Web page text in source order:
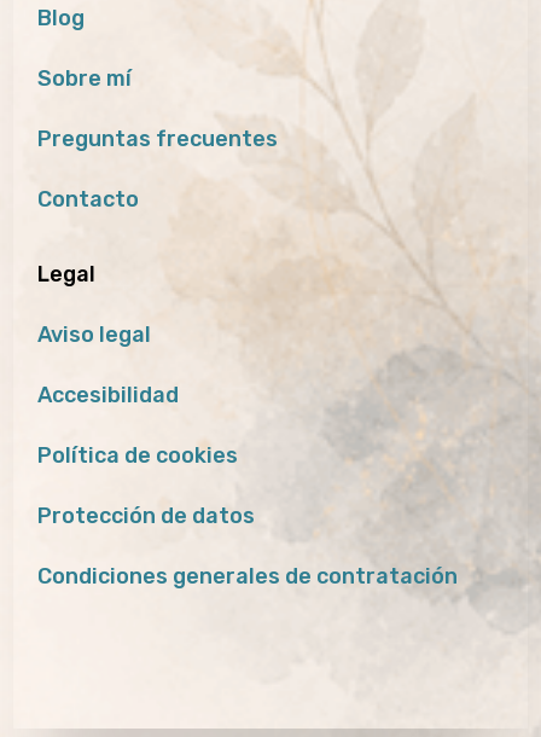
Blog
Sobre mí
Preguntas frecuentes
Contacto
Legal
Aviso legal
Accesibilidad
Política de cookies
Protección de datos
Condiciones generales de contratación